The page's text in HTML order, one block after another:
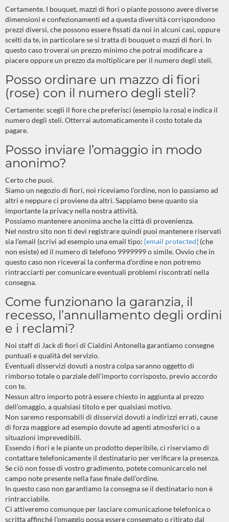
Certamente. I bouquet, mazzi di fiori o piante possono avere diverse
dimensioni e confezionamenti ed a questa diversità corrispondono
prezzi diversi, che possono essere fissati da noi in alcuni casi, oppure
scelti da te, in particolare se si tratta di bouquet o mazzi di fiori. In
questo caso troverai un prezzo minimo che potrai modificare a
piacere oppure un prezzo da moltiplicare per il numero degli steli.
Posso ordinare un mazzo di fiori
(rose) con il numero degli steli?
Certamente: scegli il fiore che preferisci (esempio la rosa) e indica il
numero degli steli. Otterrai automaticamente il costo totale da
pagare.
Posso inviare l’omaggio in modo
anonimo?
Certo che puoi.
Siamo un negozio di fiori, noi riceviamo l’ordine, non lo passiamo ad
altri e neppure ci proviene da altri. Sappiamo bene quanto sia
importante la privacy nella nostra attività.
Possiamo mantenere anonima anche la città di provenienza.
Nel nostro sito non ti devi registrare quindi puoi mantenere riservati
sia l’email (scrivi ad esempio una email tipo: [email protected] (che
non esiste) ed il numero di telefono 9999999 o simile. Ovvio che in
questo caso non riceverai la conferma d’ordine e non potremo
rintracciarti per comunicare eventuali problemi riscontrati nella
consegna.
Come funzionano la garanzia, il
recesso, l’annullamento degli ordini
e i reclami?
Noi staff di Jack di fiori di Cialdini Antonella garantiamo consegne
puntuali e qualità del servizio.
Eventuali disservizi dovuti a nostra colpa saranno oggetto di
rimborso totale o parziale dell'importo corrisposto, previo accordo
con te.
Nessun altro importo potrà essere chiesto in aggiunta al prezzo
dell'omaggio, a qualsiasi titolo e per qualsiasi motivo.
Non saremo responsabili di disservizi dovuti a indirizzi errati, cause
di forza maggiore ad esempio dovute ad agenti atmosferici o a
situazioni imprevedibili.
Essendo i fiori e le piante un prodotto deperibile, ci riserviamo di
contattare telefonicamente il destinatario per verificare la presenza.
Se ciò non fosse di vostro gradimento, potete comunicarcelo nel
campo note presente nella fase finale dell’ordine.
In questo caso non garantiamo la consegna se il destinatario non è
rintracciabile.
Ci attiveremo comunque per lasciare comunicazione telefonica o
scritta affinché l’omaggio possa essere consegnato o ritirato dal